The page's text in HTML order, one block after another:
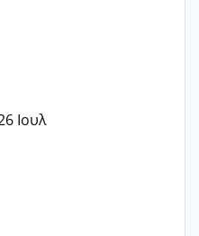
ιδιωτικό παιδικό στ
Ιουλ